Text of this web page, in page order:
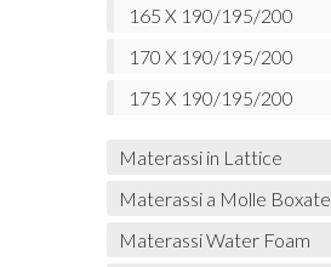
165 X 190/195/200
170 X 190/195/200
175 X 190/195/200
Materassi in Lattice
Materassi a Molle Boxate
Materassi Water Foam